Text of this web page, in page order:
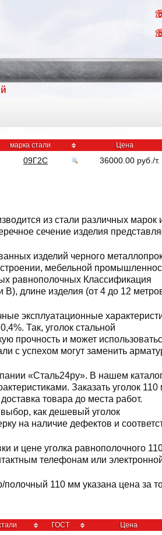
марка стали Цена
09Г2С 36000.00 руб ./т.
из стали различных марок
сечение изделия
изделий черного
мебельной
равнополочных Классификация
В), длине изделия (от 4 до 12
эксплуатационные
Так, уголок стальной
прочность и может
с успехом могут заменить
«Сталь24ру». В нашем
Заказать уголок 110
товара до места работ.
как дешевый уголок
на наличие дефектов и
и цене уголка равнополочного
телефонам или
полочный 110 мм указана цена за
ГОСТ Цена